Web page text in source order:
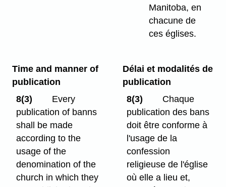
Manitoba, en
chacune de
ces églises.
Time and manner of
publication
8(3)
Every
publication of banns
shall be made
according to the
usage of the
denomination of the
church in which they
Délai et modalités de
publication
8(3)
Chaque
publication des bans
doit être conforme à
l'usage de la
confession
religieuse de l'église
où elle a lieu et,